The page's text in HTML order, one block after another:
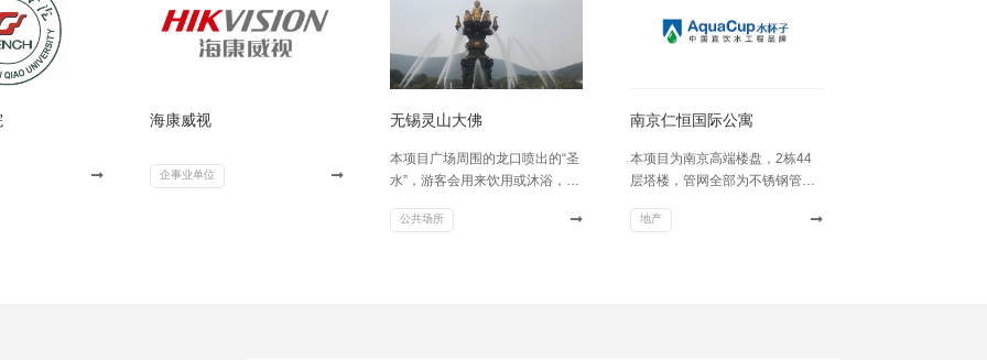
海康威视
企事业单位
无锡灵山大佛
本项目广场周围的龙口喷出的“圣
水”，游客会用来饮用或沐浴，带
公共场所
南京仁恒国际公寓
本项目为南京高端楼盘，2栋44
层塔楼，管网全部为不锈钢管
地产